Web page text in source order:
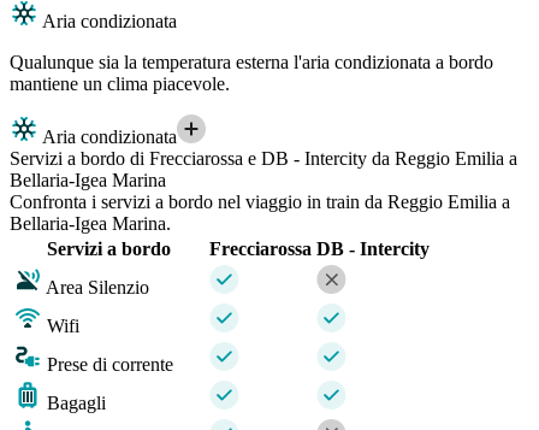
Aria condizionata
Qualunque sia la temperatura esterna l'aria condizionata a bordo
mantiene un clima piacevole.
Aria condizionata
Servizi a bordo di Frecciarossa e DB - Intercity da Reggio Emilia a
Bellaria-Igea Marina
Confronta i servizi a bordo nel viaggio in train da Reggio Emilia a
Bellaria-Igea Marina.
Servizi a bordo
Frecciarossa DB - Intercity
Area Silenzio
Wifi
Prese di corrente
Bagagli